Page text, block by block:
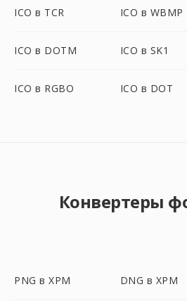
ICO в TCR ICO в WBMP
ICO в DOTM ICO в SK1
ICO в RGBO ICO в DOT
Конвертеры
PNG в XPM DNG в XPM